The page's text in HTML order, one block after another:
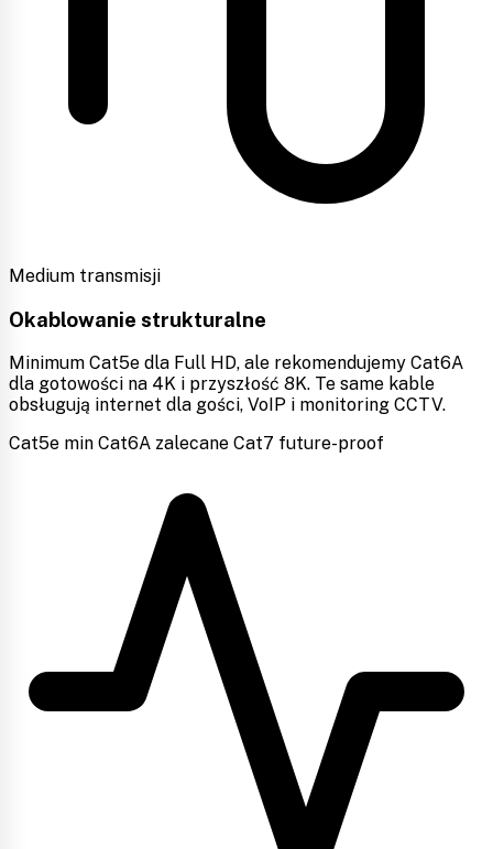
Medium transmisji
Okablowanie strukturalne
Minimum Cat5e dla Full HD, ale rekomendujemy Cat6A
dla gotowości na 4K i przyszłość 8K. Te same kable
obsługują internet dla gości, VoIP i monitoring CCTV.
Cat5e min Cat6A zalecane Cat7 future-proof